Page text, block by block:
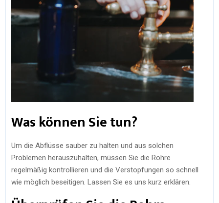
Was können Sie tun?
Um die Abflüsse sauber zu halten und aus solchen
Problemen herauszuhalten, müssen Sie die Rohre
regelmäßig kontrollieren und die Verstopfungen so schnell
wie möglich beseitigen. Lassen Sie es uns kurz erklären.